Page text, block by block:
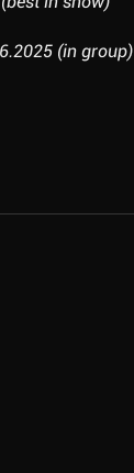
(in group)